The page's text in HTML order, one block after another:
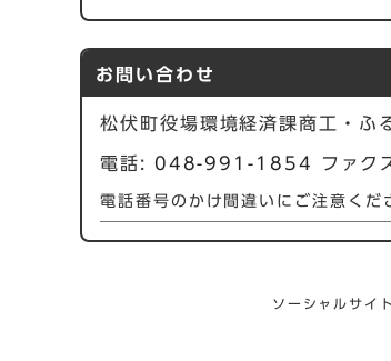
お問い合わせ
松伏町役場環境経済課商工・ふ
電話: 048-991-1854 ファ
電話番号のかけ間違いにご注意くだ
ソーシャルサイ